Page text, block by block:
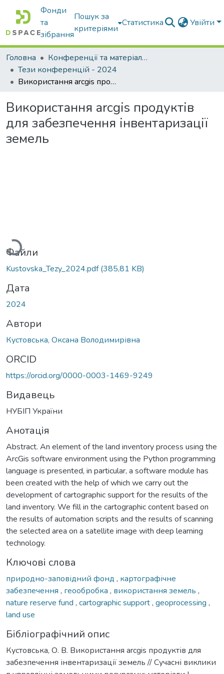
Фонди
та
зібрання
Пошук за
критеріями
Статистика Увійти
Головна
Конференції та матеріали конференцій
Тези конференцій - 2024
Використання arcgis продуктів для забезпечення інвентаризації земель
Використання arcgis продуктів
для забезпечення інвентаризації
земель
Вантажиться...
Файли
Kustovska_Tezy_2024.pdf(385,81 KB)
Дата
2024
Автори
Кустовська, Оксана Володимирівна
ORCID
https://orcid.org/0000-0003-1469-9249
Видавець
НУБІП України
Анотація
Abstract. An element of the land inventory process using the
ArcGis software environment using the Python programming
language is presented, in particular, a software module has
been created with the help of which we carry out the
development of cartographic support for the results of the
land inventory. We fill in the cartographic content based on
the results of automation scripts and the results of scanning
the selected area on a satellite image with deep learning
technology.
Ключові слова
природно-заповідний фонд , картографічне
забезпечення , геообробка , використання земель ,
nature reserve fund , cartographic support, geoprocessing ,
land use
Бібліографічний опис
Кустовська, О. В. Використання arcgis продуктів для
забезпечення інвентаризації земель // Сучасні виклики